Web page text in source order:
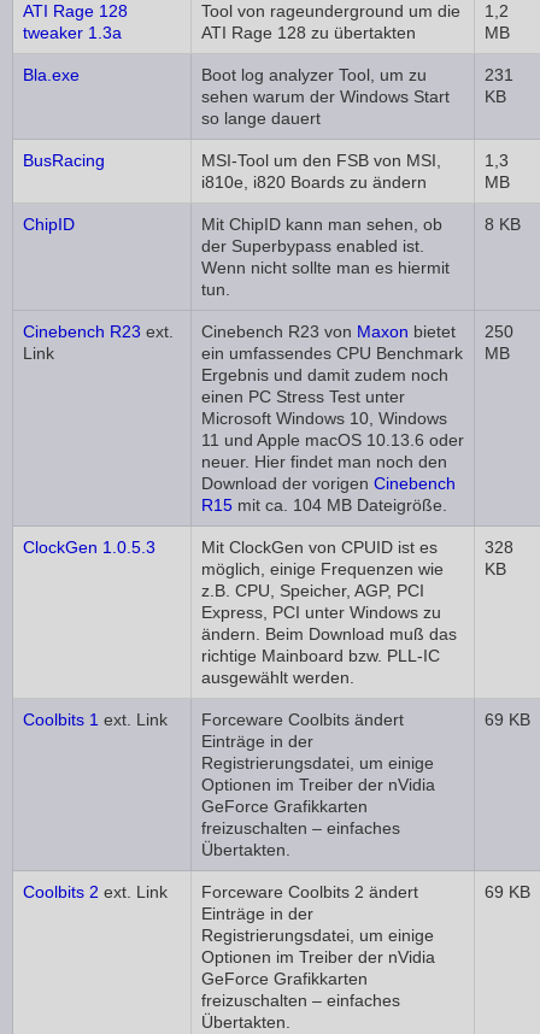
ATI Rage 128
tweaker 1.3a
Tool von rageunderground um die
ATI Rage 128 zu übertakten
1,2
MB
Bla.exe
Boot log analyzer Tool, um zu
sehen warum der Windows Start
so lange dauert
231
KB
BusRacing
MSI-Tool um den FSB von MSI,
i810e, i820 Boards zu ändern
1,3
MB
ChipID
Mit ChipID kann man sehen, ob
der Superbypass enabled ist.
Wenn nicht sollte man es hiermit
tun.
8 KB
Cinebench R23 ext.
Link
Cinebench R23 von Maxon bietet
ein umfassendes CPU Benchmark
Ergebnis und damit zudem noch
einen PC Stress Test unter
Microsoft Windows 10, Windows
11 und Apple macOS 10.13.6 oder
neuer. Hier findet man noch den
Download der vorigen Cinebench
R15 mit ca. 104 MB Dateigröße.
250
MB
ClockGen 1.0.5.3
Mit ClockGen von CPUID ist es
möglich, einige Frequenzen wie
z.B. CPU, Speicher, AGP, PCI
Express, PCI unter Windows zu
ändern. Beim Download muß das
richtige Mainboard bzw. PLL-IC
ausgewählt werden.
328
KB
Coolbits 1 ext. Link
Forceware Coolbits ändert
Einträge in der
Registrierungsdatei, um einige
Optionen im Treiber der nVidia
GeForce Grafikkarten
freizuschalten – einfaches
Übertakten.
69 KB
Coolbits 2 ext. Link
Forceware Coolbits 2 ändert
Einträge in der
Registrierungsdatei, um einige
Optionen im Treiber der nVidia
GeForce Grafikkarten
freizuschalten – einfaches
Übertakten.
69 KB